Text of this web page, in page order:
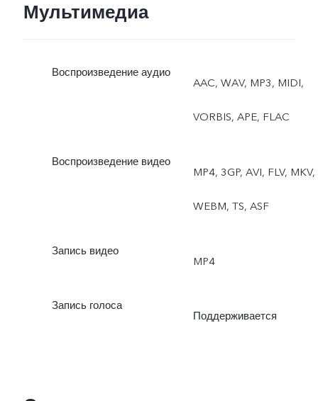
Мультимедиа
Воспроизведение аудио
AAC, WAV, MP3, MIDI,
VORBIS, APE, FLAC
Воспроизведение видео
MP4, 3GP, AVI, FLV, MKV,
WEBM, TS, ASF
Запись видео
MP4
Запись голоса
Поддерживается